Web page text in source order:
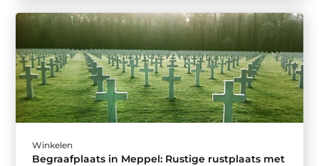
Winkelen
Begraafplaats in Meppel: Rustige rustplaats met